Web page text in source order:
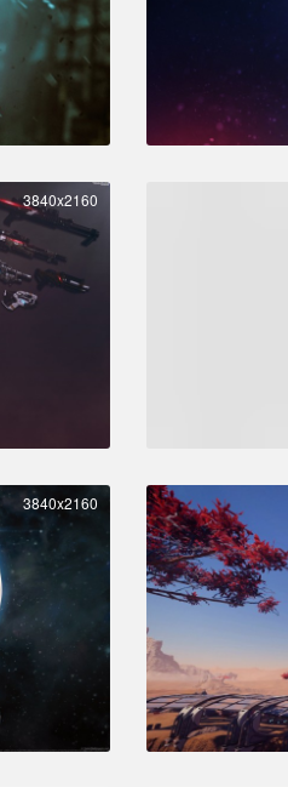
3840x2160
3840x2160